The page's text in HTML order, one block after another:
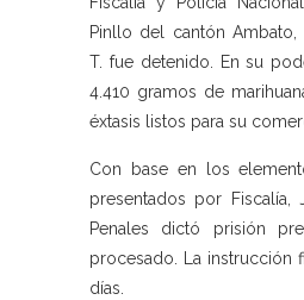
Pinllo del cantón Ambato,
T. fue detenido. En su
4.410 gramos de
éxtasis listos para su
Con base en los
presentados por Fiscalía,
Penales dictó prisión
procesado. La instrucción
días.